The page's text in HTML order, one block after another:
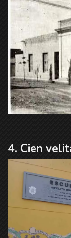
Cien